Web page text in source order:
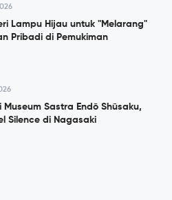
Lampu Hijau untuk "Melarang"
Pribadi di Pemukiman
Museum Sastra Endō Shūsaku,
Silence di Nagasaki